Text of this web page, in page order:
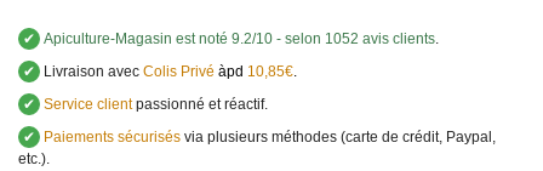
✔ Apiculture-Magasin est noté 9.2/10 - selon 1052 avis clients.
✔
Livraison avec Colis Privé àpd 10,85€.
✔ Service clientpassionné et réactif.
✔
Paiements sécurisés via plusieurs méthodes (carte de crédit, Paypal,
etc.).